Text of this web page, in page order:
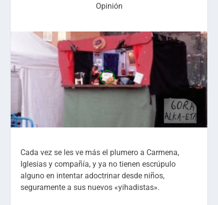
Opinión
Cada vez se les ve más el plumero a Carmena,
Iglesias y compañía, y ya no tienen escrúpulo
alguno en intentar adoctrinar desde niños,
seguramente a sus nuevos «yihadistas».